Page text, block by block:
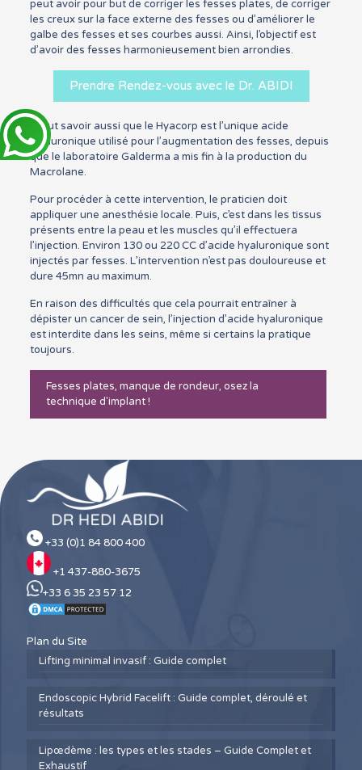
peut avoir pour but de corriger les fesses plates, de corriger
les creux sur la face externe des fesses ou d’améliorer le
galbe des fesses et ses courbes aussi. Ainsi, l’objectif est
d’avoir des fesses harmonieusement bien arrondies.
Prendre Rendez-vous avec le Dr. ABIDI
Il faut savoir aussi que le Hyacorp est l’unique acide
hyaluronique utilisé pour l’augmentation des fesses, depuis
que le laboratoire Galderma a mis fin à la production du
Macrolane.
Pour procéder à cette intervention, le praticien doit
appliquer une anesthésie locale. Puis, c’est dans les tissus
présents entre la peau et les muscles qu’il effectuera
l’injection. Environ 130 ou 220 CC d’acide hyaluronique sont
injectés par fesses. L’intervention n’est pas douloureuse et
dure 45mn au maximum.
En raison des difficultés que cela pourrait entraîner à
dépister un cancer de sein, l’injection d’acide hyaluronique
est interdite dans les seins, même si certains la pratique
toujours.
Fesses plates, manque de rondeur, osez la
technique d'implant !
+33 (0)1 84 800 400
+1 437-880-3675
+33 6 35 23 57 12
Plan du Site
Lifting minimal invasif : Guide complet
Endoscopic Hybrid Facelift : Guide complet, déroulé et
résultats
Lipœdème : les types et les stades – Guide Complet et
Exhaustif